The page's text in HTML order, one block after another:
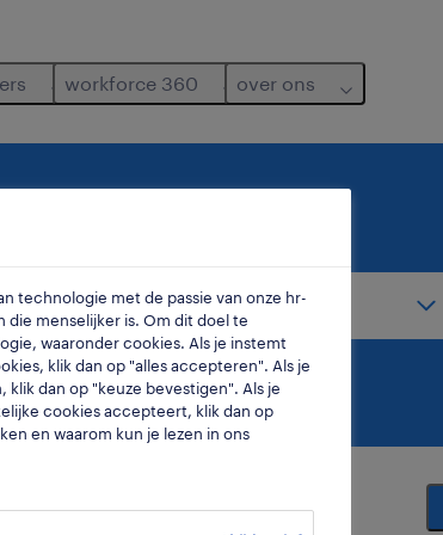
workforce 360 over ons
technologie met de passie van onze hr-
menselijker is. Om dit doel te
waaronder cookies. Als je instemt
klik dan op "alles accepteren". Als je
dan op "keuze bevestigen". Als je
cookies accepteert, klik dan op
en waarom kun je lezen in ons